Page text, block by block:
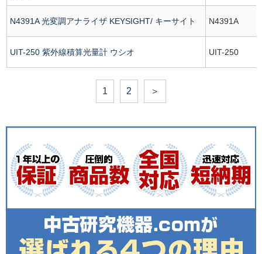
N4391A 光変調アナライザ KEYSIGHT/ キーサイト N4391A
UIT-250 紫外線積算光量計 ウシオ UIT-250
1 2 ＞